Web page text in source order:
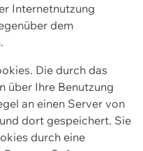
Internetnutzung
dem
Die durch das
über Ihre Benutzung
an einen Server von
dort gespeichert. Sie
durch eine